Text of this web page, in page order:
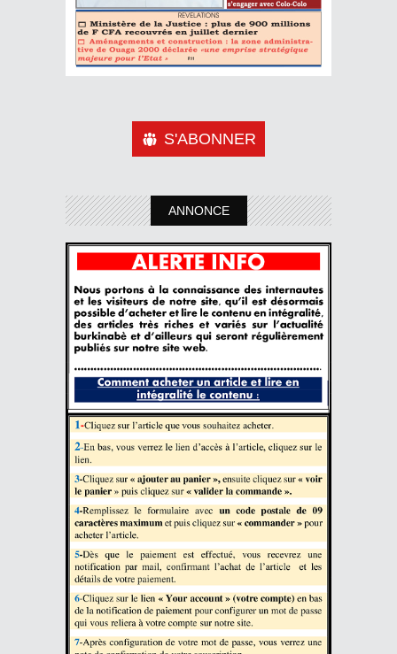
S'ABONNER
ANNONCE